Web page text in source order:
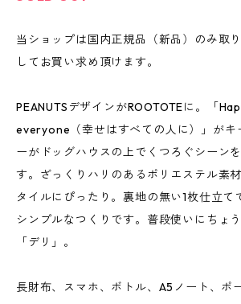
当ショップは国内正規品（新品）のみ取
してお買い求め頂けます。
PEANUTSデザインがROOTOTEに。「
everyone（幸せはすべての人に）」がキ
ーがドッグハウスの上でくつろぐシーン
す。ざっくりハリのあるポリエステル素
タイルにぴったり。裏地の無い1枚仕立て
シンプルなつくりです。普段使いにちょ
「デリ」。
長財布、スマホ、ボトル、A5ノート、ポ